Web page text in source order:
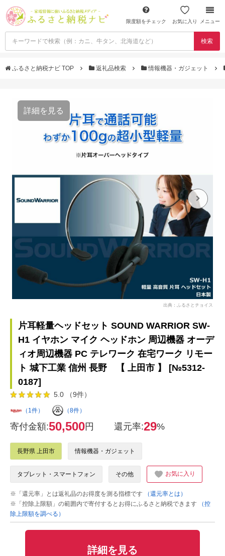
限度額をチェック お気に入り メニュー
検索
ふるさと納税ナビ TOP 返礼品検索 情報機器・ガジェット
詳細を見る
出典：ふるさとチョイス
片耳軽量ヘッドセット SOUND WARRIOR SW-
H1 イヤホン マイク ヘッドホン 周辺機器 オーデ
ィオ周辺機器 PC テレワーク 在宅ワーク リモー
ト 城下工業 信州 長野 【 上田市 】 [№5312-
0187]
5.0 （9件）
（1件） （8件）
寄付金額:50,500円 還元率:29%
長野県 上田市 情報機器・ガジェット
タブレット・スマートフォン その他 お気に入り
※「還元率」とは返礼品のお得度を測る指標です
（還元率とは）
※「控除上限額」の範囲内で寄付するとお得にふるさと納税できます
（控
除上限額を調べる）
詳細を見る